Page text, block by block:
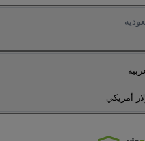
أمريكي